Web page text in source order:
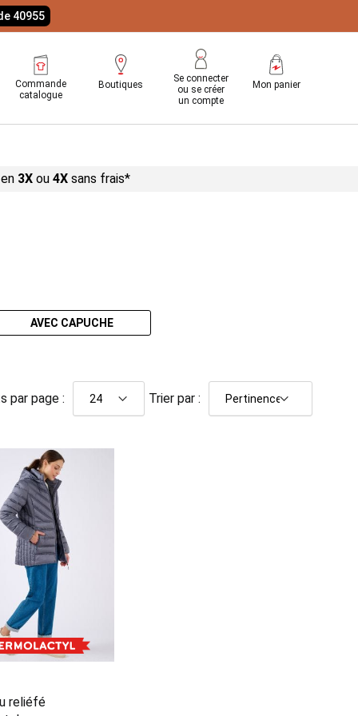
40955
Commande
catalogue
Boutiques
Se connecter
ou se créer
un compte
Mon panier
3X ou 4X sans frais*
AVEC CAPUCHE
par page : Trier par :
reliéfé